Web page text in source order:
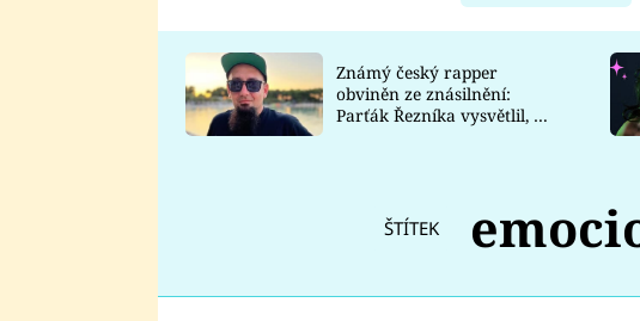
Známý český rapper
obviněn ze znásilnění:
Parťák Řezníka vysvětlil, co
ŠTÍTEK